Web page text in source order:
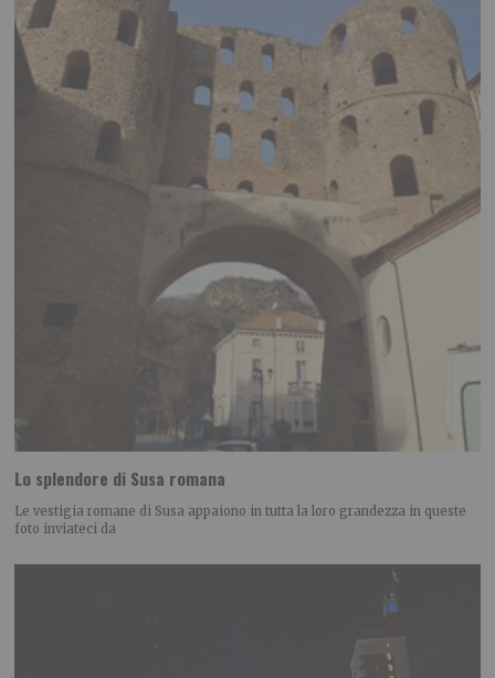
Lo splendore di Susa romana
Le vestigia romane di Susa appaiono in tutta la loro grandezza in queste
foto inviateci da